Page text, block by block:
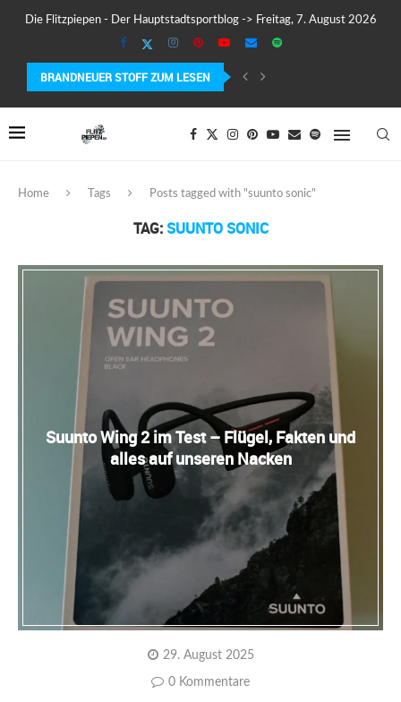
Die Flitzpiepen - Der Hauptstadtsportblog -> Freitag, 7. August 2026
BRANDNEUER STOFF ZUM LESEN
MEIN ERSTER MARATHON: 42,195 KILOMETER PURE VERRÜCKTHEIT,
Home Tags Posts tagged with "suunto sonic"
TAG: SUUNTO SONIC
Suunto Wing 2 im Test – Flügel, Fakten und
alles auf unseren Nacken
29. August 2025
0 Kommentare